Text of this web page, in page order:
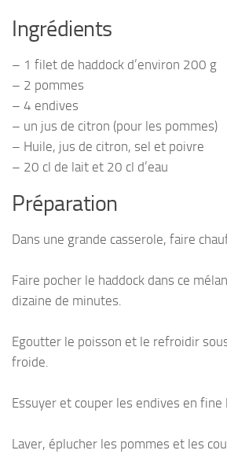
Ingrédients
– 1 filet de haddock d’environ 200 g
– 2 pommes
– 4 endives
– un jus de citron (pour les pommes)
– Huile, jus de citron, sel et poivre
– 20 cl de lait et 20 cl d’eau
Préparation
Dans une grande casserole, faire
Faire pocher le haddock dans ce
dizaine de minutes.
Egoutter le poisson et le refroidir
froide.
Essuyer et couper les endives en fine
Laver, éplucher les pommes et les